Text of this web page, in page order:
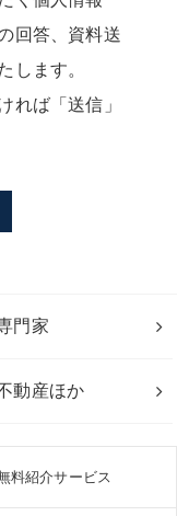
回答、資料送
します。
れば「送信」
門家
動産ほか
料紹介サービス